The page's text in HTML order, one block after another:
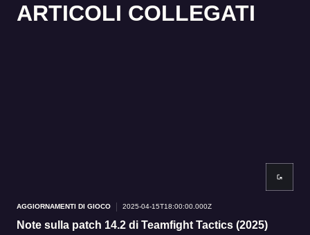
ARTICOLI COLLEGATI
AGGIORNAMENTI DI GIOCO 2025-04-15T18:00:00.000Z
Note sulla patch 14.2 di Teamfight Tactics (2025)